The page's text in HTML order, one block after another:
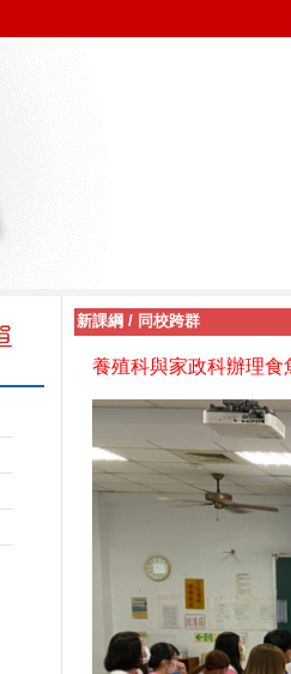
新課綱 / 同校跨群
養殖科與家政科辦理食